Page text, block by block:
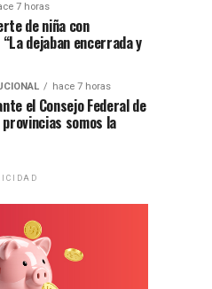
7 horas
de niña con
dejaban encerrada y
hace 7 horas
el Consejo Federal de
somos la